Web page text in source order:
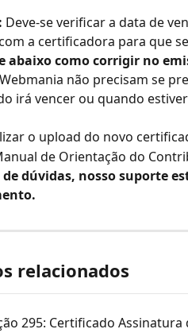
Deve-se verificar a data de
a certificadora para que
abaixo como corrigir no
não precisam se
irá vencer ou quando
o upload do novo
de Orientação do
de dúvidas, nosso suporte
relacionados
295: Certificado Assinatura